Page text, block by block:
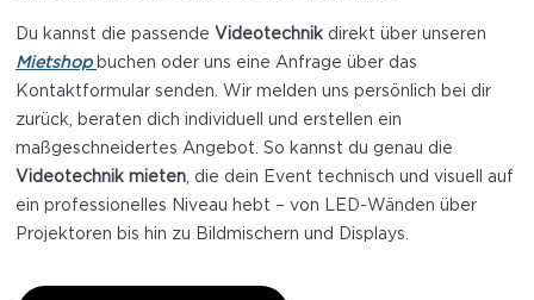
Du kannst die passende Videotechnik direkt über unseren
Mietshop buchen oder uns eine Anfrage über das
Kontaktformular senden. Wir melden uns persönlich bei dir
zurück, beraten dich individuell und erstellen ein
maßgeschneidertes Angebot. So kannst du genau die
Videotechnik mieten, die dein Event technisch und visuell auf
ein professionelles Niveau hebt – von LED-Wänden über
Projektoren bis hin zu Bildmischern und Displays.